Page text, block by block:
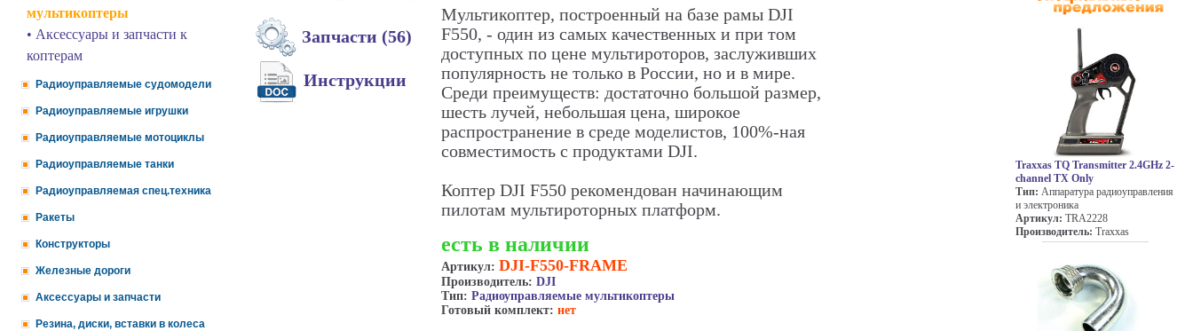
мультикоптеры
• Аксессуары и запчасти к
коптерам
Радиоуправляемые судомодели
Радиоуправляемые игрушки
Радиоуправляемые мотоциклы
Радиоуправляемые танки
Радиоуправляемая спец.техника
Ракеты
Конструкторы
Железные дороги
Аксессуары и запчасти
Резина, диски, вставки в колеса
Запчасти (56)
Инструкции
Мультикоптер, построенный на базе рамы DJI
F550, - один из самых качественных и при том
доступных по цене мультироторов, заслуживших
популярность не только в России, но и в мире.
Среди преимуществ: достаточно большой размер,
шесть лучей, небольшая цена, широкое
распространение в среде моделистов, 100%-ная
совместимость с продуктами DJI.
Коптер DJI F550 рекомендован начинающим
пилотам мультироторных платформ.
есть в наличии
Артикул: DJI-F550-FRAME
Производитель: DJI
Тип: Радиоуправляемые мультикоптеры
Готовый комплект: нет
Traxxas TQ Transmitter 2.4GHz 2-
channel TX Only
Тип: Аппаратура радиоуправления
и электроника
Артикул: TRA2228
Производитель: Traxxas